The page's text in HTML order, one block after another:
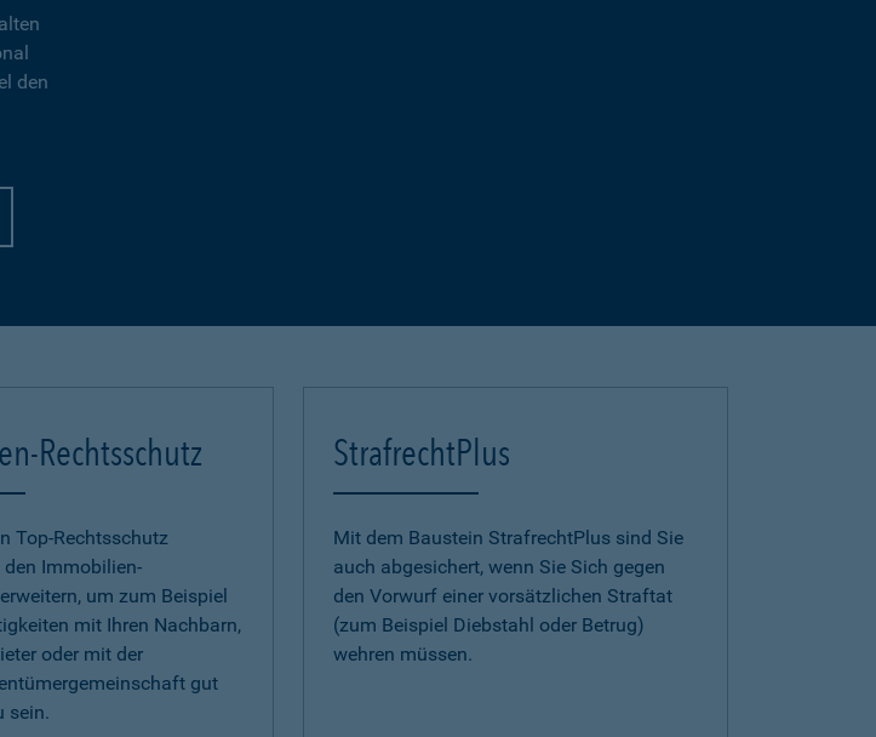
den
Rechtsschutz
Top-Rechtsschutz
Immobilien-
um zum Beispiel
mit Ihren Nachbarn,
oder mit der
gut
sein.
StrafrechtPlus
Mit dem Baustein StrafrechtPlus sind Sie
auch abgesichert, wenn Sie Sich gegen
den Vorwurf einer vorsätzlichen Straftat
(zum Beispiel Diebstahl oder Betrug)
wehren müssen.